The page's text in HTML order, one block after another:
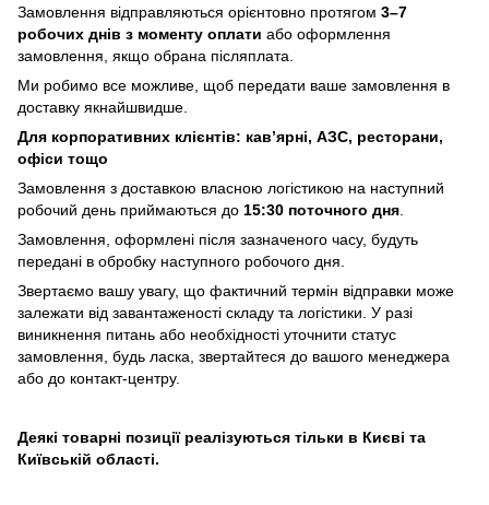
Замовлення відправляються орієнтовно протягом 3–7
робочих днів з моменту оплати або оформлення
замовлення, якщо обрана післяплата.
Ми робимо все можливе, щоб передати ваше замовлення в
доставку якнайшвидше.
Для корпоративних клієнтів: кав’ярні, АЗС, ресторани,
офіси тощо
Замовлення з доставкою власною логістикою на наступний
робочий день приймаються до 15:30 поточного дня
Замовлення, оформлені після зазначеного часу, будуть
передані в обробку наступного робочого дня.
Звертаємо вашу увагу, що фактичний термін відправки може
залежати від завантаженості складу та логістики. У разі
виникнення питань або необхідності уточнити статус
замовлення, будь ласка, звертайтеся до вашого менеджера
або до контакт-центру.
Деякі товарні позиції реалізуються тільки в Києві та
Київській області.